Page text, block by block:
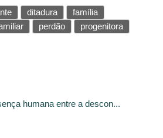
ditadura
família
perdão
progenitora
humana entre a descon...